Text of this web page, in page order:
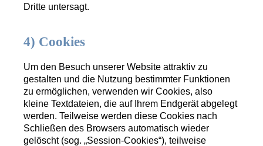
Dritte untersagt.
4) Cookies
Um den Besuch unserer Website attraktiv zu
gestalten und die Nutzung bestimmter Funktionen
zu ermöglichen, verwenden wir Cookies, also
kleine Textdateien, die auf Ihrem Endgerät abgelegt
werden. Teilweise werden diese Cookies nach
Schließen des Browsers automatisch wieder
gelöscht (sog. „Session-Cookies“), teilweise